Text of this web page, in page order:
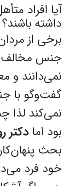
آیا افراد
داشته باشند؟
برخی از
جنس مخالف
نمی‌دانند و
گفت‌وگو با
نمی‌کند لذا
بود اما دکتر
بحث
خود فرد